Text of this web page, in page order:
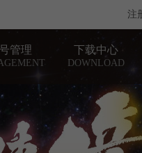
管理 下载中心
DOWNLOAD